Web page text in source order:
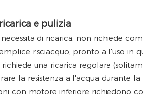
e pulizia
di ricarica, non richiede
risciacquo, pronto all'uso in
richiede una ricarica regolare
la resistenza all'acqua
con motore inferiore richiedono